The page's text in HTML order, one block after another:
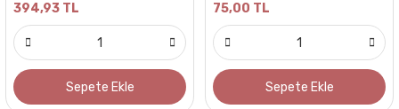
394,93 TL
Sepete Ekle
75,00 TL
Sepete Ekle